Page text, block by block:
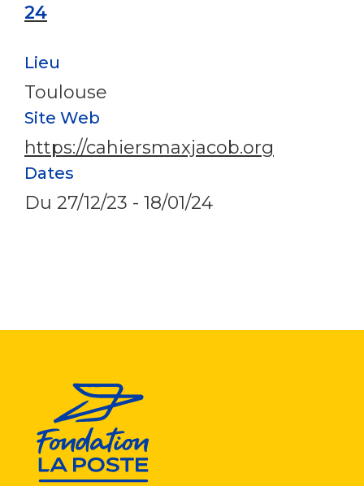
24
Lieu
Toulouse
Site Web
https://cahiersmaxjacob.org
Dates
Du 27/12/23 - 18/01/24